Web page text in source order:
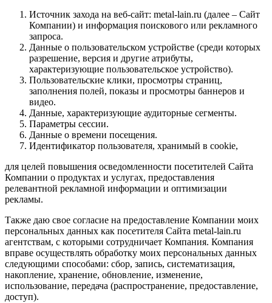
Источник захода на веб-сайт: metal-lain.ru (далее – Сайт
Компании) и информация поискового или рекламного
запроса.
Данные о пользовательском устройстве (среди которых
разрешение, версия и другие атрибуты,
характеризующие пользовательское устройство).
Пользовательские клики, просмотры страниц,
заполнения полей, показы и просмотры баннеров и
видео.
Данные, характеризующие аудиторные сегменты.
Параметры сессии.
Данные о времени посещения.
Идентификатор пользователя, хранимый в cookie,
для целей повышения осведомленности посетителей Сайта
Компании о продуктах и услугах, предоставления
релевантной рекламной информации и оптимизации
рекламы.
Также даю свое согласие на предоставление Компании моих
персональных данных как посетителя Сайта metal-lain.ru
агентствам, с которыми сотрудничает Компания. Компания
вправе осуществлять обработку моих персональных данных
следующими способами: сбор, запись, систематизация,
накопление, хранение, обновление, изменение,
использование, передача (распространение, предоставление,
доступ).